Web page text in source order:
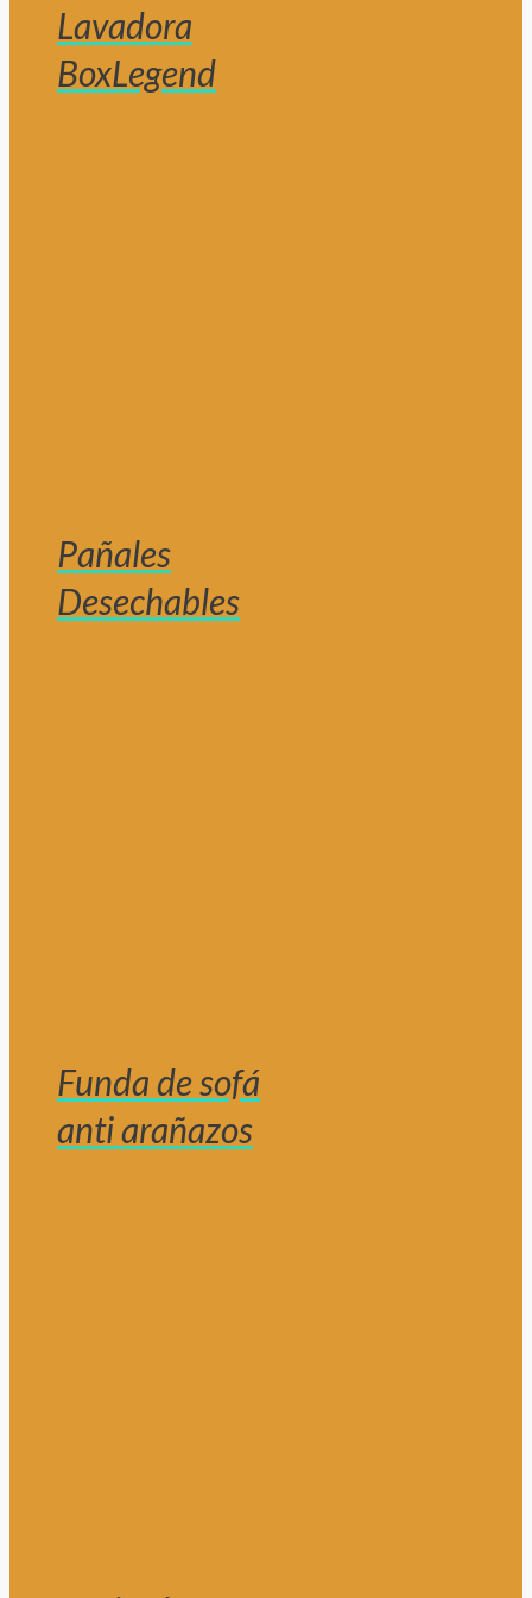
Lavadora
BoxLegend
Pañales
Desechables
Funda de sofá
anti arañazos